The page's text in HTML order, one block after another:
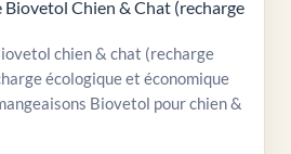
Chien & Chat (recharge
chien & chat (recharge
écologique et économique
Biovetol pour chien &